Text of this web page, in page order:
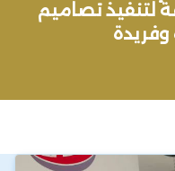
لتنفيذ تصاميم
وفريدة